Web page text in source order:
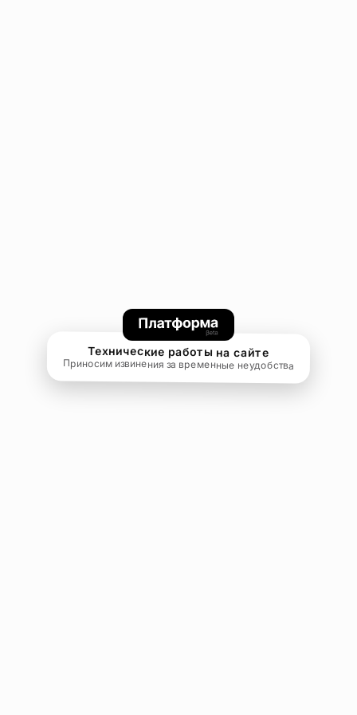
Технические работы на сайте
Приносим извинения за временные неудобства